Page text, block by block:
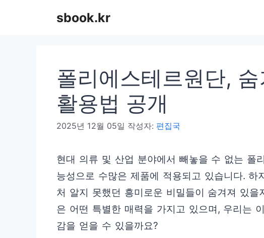
sbook.kr
폴리에스테르원단,
활용법 공개
2025년 12월 05일 작성자: 편집국
현대 의류 및 산업 분야에서 빼놓을 수 없는 폴
능성으로 수많은 제품에 적용되고 있습니다.
처 알지 못했던 흥미로운 비밀들이 숨겨져 있
은 어떤 특별한 매력을 가지고 있으며, 우리는
감을 얻을 수 있을까요?